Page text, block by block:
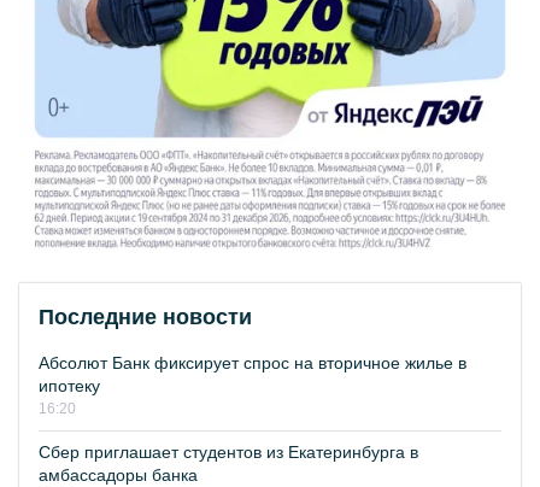
Последние новости
Абсолют Банк фиксирует спрос на вторичное жилье в
ипотеку
16:20
Сбер приглашает студентов из Екатеринбурга в
амбассадоры банка